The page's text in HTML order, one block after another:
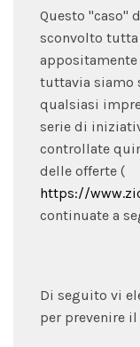
Questo "caso"
sconvolto
tuttavia siamo
qualsiasi
serie di
controllate
delle offerte (
https://
continuate a
Di seguito vi
per prevenire